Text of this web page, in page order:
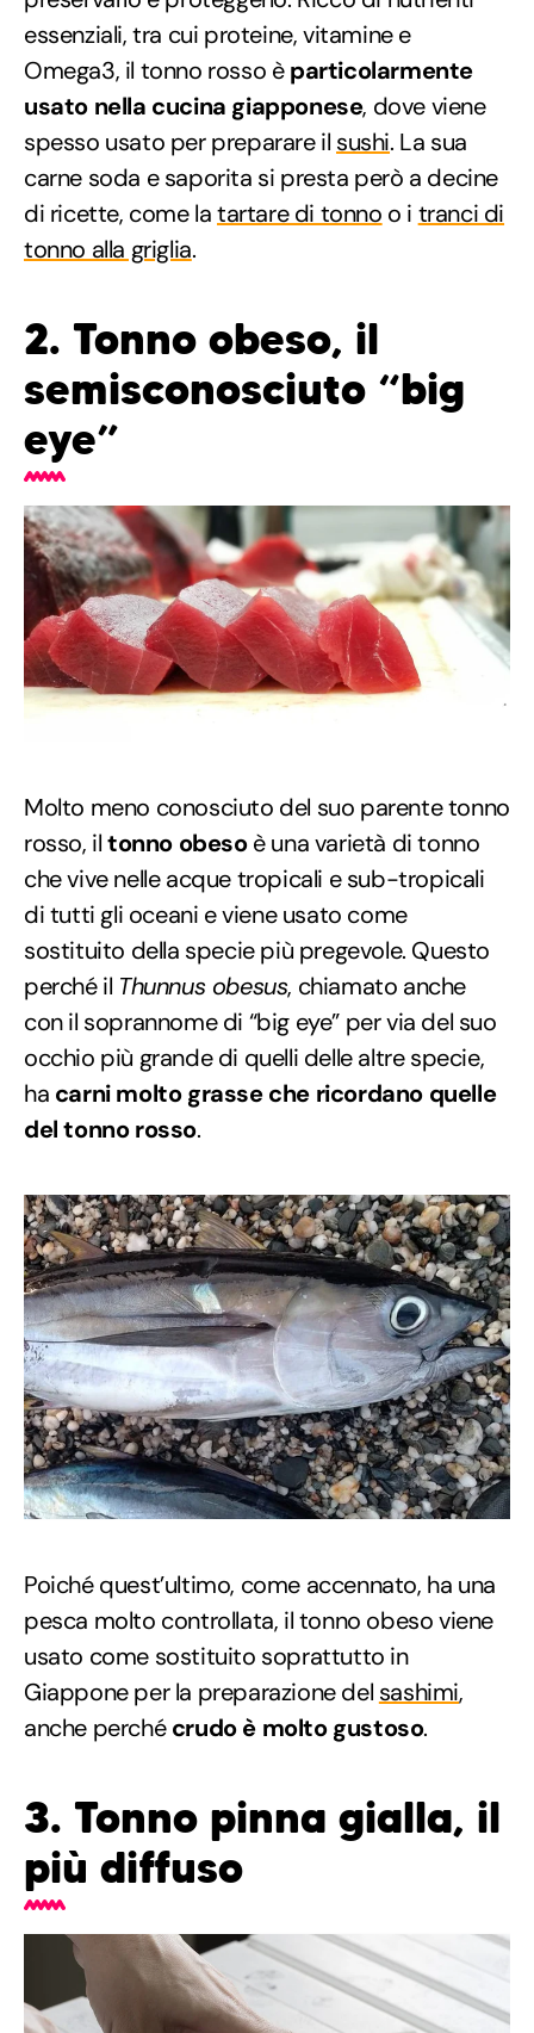
essenziali, tra cui proteine, vitamine e
Omega3, il tonno rosso èparticolarmente
usato nella cucina giapponese, dove viene
spesso usato per preparare il sushi. La sua
carne soda e saporita si presta però a decine
di ricette, come latartare di tonno o i tranci di
tonno alla griglia.
2. Tonno obeso, il
semisconosciuto “big
eye”
Molto meno conosciuto del suo parente tonno
rosso, iltonno obesoè una varietà di tonno
che vive nelle acque tropicali e sub-tropicali
di tutti gli oceani e viene usato come
sostituito della specie più pregevole. Questo
perché il Thunnus obesus, chiamato anche
con il soprannome di “big eye” per via del suo
occhio più grande di quelli delle altre specie,
ha carni molto grasse che ricordano quelle
del tonno rosso.
Poiché quest’ultimo, come accennato, ha una
pesca molto controllata, il tonno obeso viene
usato come sostituito soprattutto in
Giappone per la preparazione del sashimi,
anche perchécrudo è molto gustoso.
3. Tonno pinna gialla, il
più diffuso